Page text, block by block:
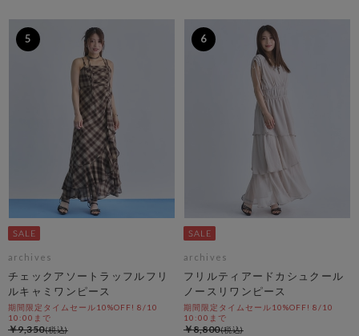
5
archives
チェックアソートラッフルフリ
ルキャミワンピース
期間限定タイムセール10%OFF! 8/10
10:00まで
￥9,350
6
archives
フリルティアードカシュクール
ノースリワンピース
期間限定タイムセール10%OFF! 8/10
10:00まで
￥8,800